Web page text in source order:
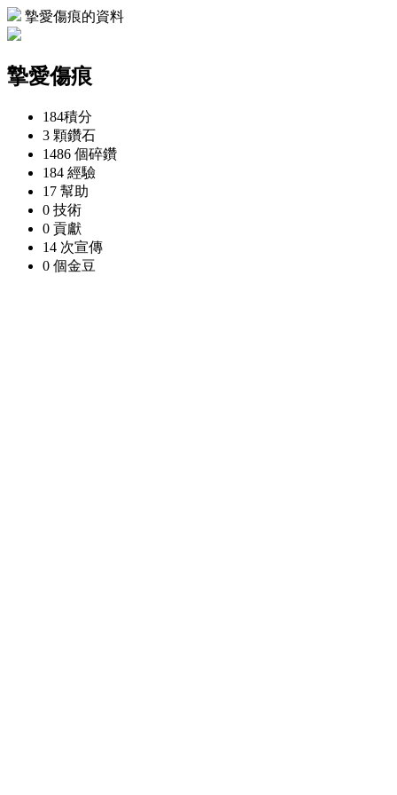
摯愛傷痕的資料
摯愛傷痕
184積分
3 顆鑽石
1486 個碎鑽
184 經驗
17 幫助
0 技術
0 貢獻
14 次宣傳
0 個金豆